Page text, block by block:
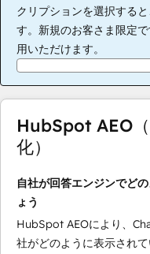
クリプションを選択する
す。新規のお客さま限定
用いただけます。
HubSpot AEO
化）
自社が回答エンジンでど
ょう
HubSpot AEOにより、
社がどのように表示され